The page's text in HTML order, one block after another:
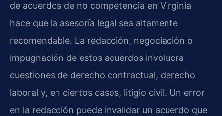
de acuerdos de no competencia en Virginia
hace que la asesoría legal sea altamente
recomendable. La redacción, negociación o
impugnación de estos acuerdos involucra
cuestiones de derecho contractual, derecho
laboral y, en ciertos casos, litigio civil. Un error
en la redacción puede invalidar un acuerdo que